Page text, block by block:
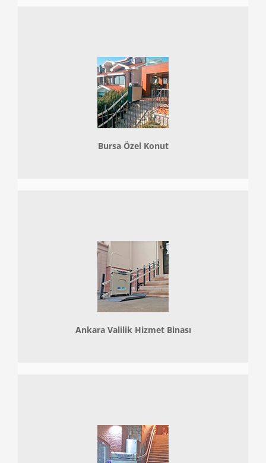
Bursa Özel Konut
Ankara Valilik Hizmet Binası